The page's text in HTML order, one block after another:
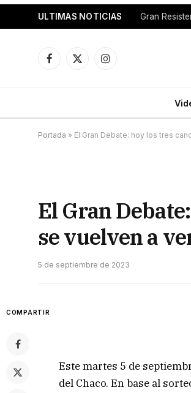
ULTIMAS NOTICIAS
Facebook
X
Instagram
Portada » El Gran Debate: hoy los tres
El Gran
se vuelven a
5 de septiembre de 2023
COMPARTIR
Este martes 5 de
del Chaco. En base al